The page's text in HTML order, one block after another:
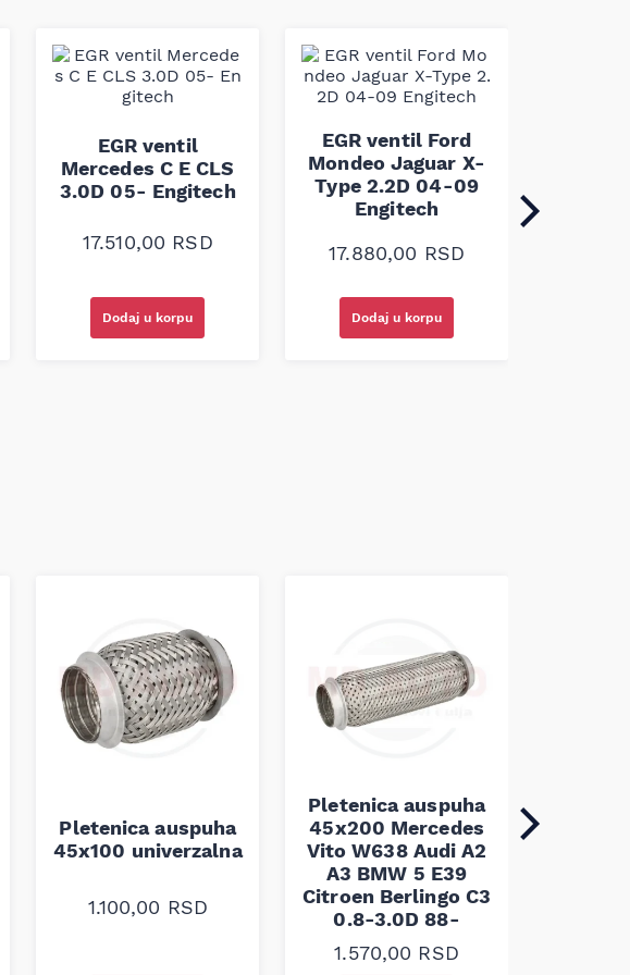
EGR ventil
Mercedes C E CLS
3.0D 05- Engitech
17.510,00 RSD
Dodaj u korpu
EGR ventil Ford
Mondeo Jaguar X-
Type 2.2D 04-09
Engitech
17.880,00 RSD
Dodaj u korpu
Pletenica auspuha
45x100 univerzalna
1.100,00 RSD
Pletenica auspuha
45x200 Mercedes
Vito W638 Audi A2
A3 BMW 5 E39
Citroen Berlingo C3
0.8-3.0D 88-
1.570,00 RSD